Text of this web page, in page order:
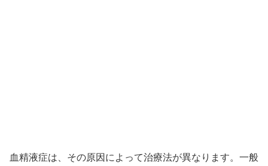
血精液症は、その原因によって治療法が異なります。一般